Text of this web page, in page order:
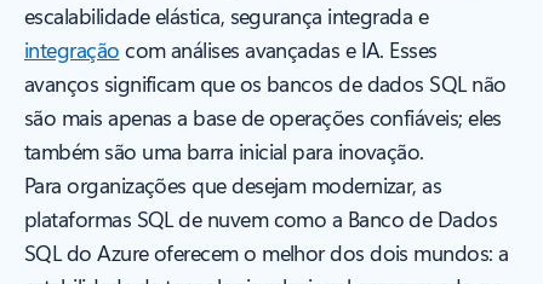
escalabilidade elástica, segurança integrada e
integração com análises avançadas e IA. Esses
avanços significam que os bancos de dados SQL não
são mais apenas a base de operações confiáveis; eles
também são uma barra inicial para inovação.
Para organizações que desejam modernizar, as
plataformas SQL de nuvem como a Banco de Dados
SQL do Azure oferecem o melhor dos dois mundos: a